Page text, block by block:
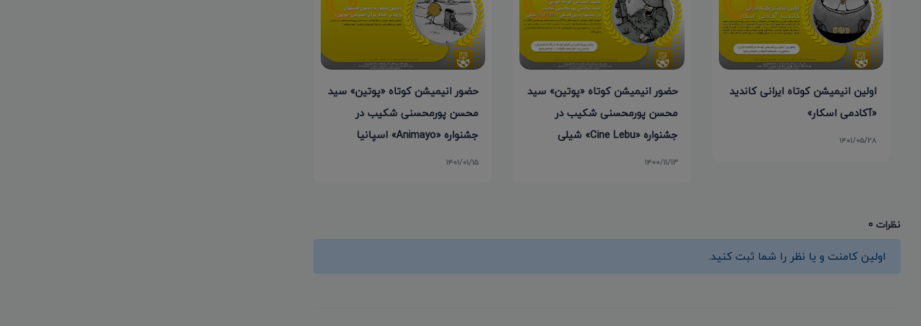
اولین انیمیشن کوتاه ایرانی کاندید
«آکادمی اسکار»
۱۴۰۱/۰۵/۲۸
حضور انیمیشن کوتاه «پوتین» سید
محسن پورمحسنی شکیب در
جشنواره «Cine Lebu» شیلی
۱۴۰۰/۱۱/۱۳
حضور انیمیشن کوتاه «پوتین» سید
محسن پورمحسنی شکیب در
جشنواره «Animayo» اسپانیا
۱۴۰۱/۰۱/۱۵
نظرات 0
اولین کامنت و یا نظر را شما ثبت کنید.